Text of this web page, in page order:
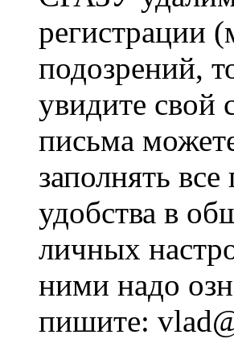
регистрации
подозрений,
увидите свой
письма
заполнять
удобства в
личных
ними надо
пишите: